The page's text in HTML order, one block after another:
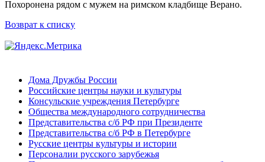
Похоронена рядом с мужем на римском кладбище Верано.
Возврат к списку
Дома Дружбы России
Российские центры науки и культуры
Консульские учреждения Петербурге
Общества международного сотрудничества
Представительства с/б РФ при Президенте
Представительства с/б РФ в Петербурге
Русские центры культуры и истории
Персоналии русского зарубежья